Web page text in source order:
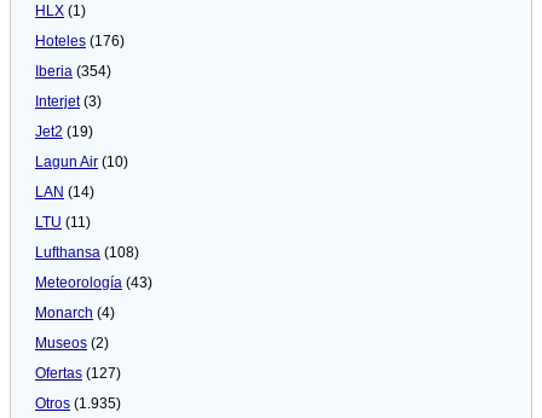
HLX (1)
Hoteles (176)
Iberia (354)
Interjet(3)
Jet2 (19)
Lagun Air (10)
LAN (14)
LTU (11)
Lufthansa (108)
Meteorologí­a (43)
Monarch (4)
Museos (2)
Ofertas (127)
Otros (1.935)